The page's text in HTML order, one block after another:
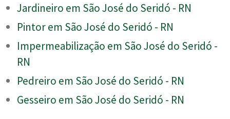
Jardineiro em São José do Seridó - RN
Pintor em São José do Seridó - RN
Impermeabilização em São José do Seridó -
RN
Pedreiro em São José do Seridó - RN
Gesseiro em São José do Seridó - RN